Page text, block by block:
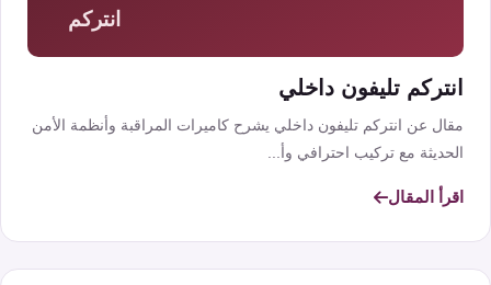
انتركم تليفون داخلي
مقال عن انتركم تليفون داخلي يشرح كاميرات المراقبة وأنظمة الأمن
الحديثة مع تركيب احترافي وأ...
اقرأ المقال